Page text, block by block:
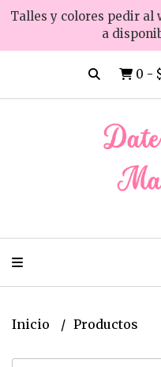
Talles y colores pedir al
a
0 -
Inicio Productos